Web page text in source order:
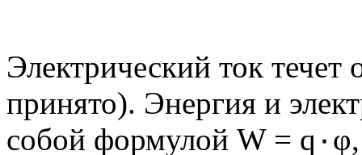
Электрический ток
принято). Энергия и
собой формулой W = q٠φ, тем самым, заряд и энергия